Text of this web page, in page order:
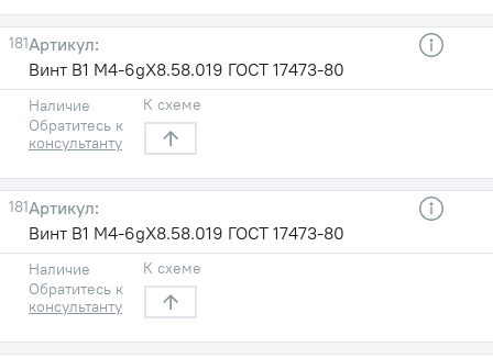
181
Винт В1 М4-6gХ8.58.019 ГОСТ 17473-80
Наличие
Обратитесь к
консультанту
К схеме
181
Винт В1 М4-6gХ8.58.019 ГОСТ 17473-80
Наличие
Обратитесь к
консультанту
К схеме